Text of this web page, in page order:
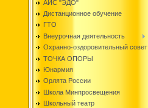
АИС "ЭДО"
Дистанционное обучение
ГТО
Внеурочная деятельность
Охранно-оздоровительный совет
ТОЧКА ОПОРЫ
Юнармия
Орлята России
Школа Минпросвещения
Школьный театр